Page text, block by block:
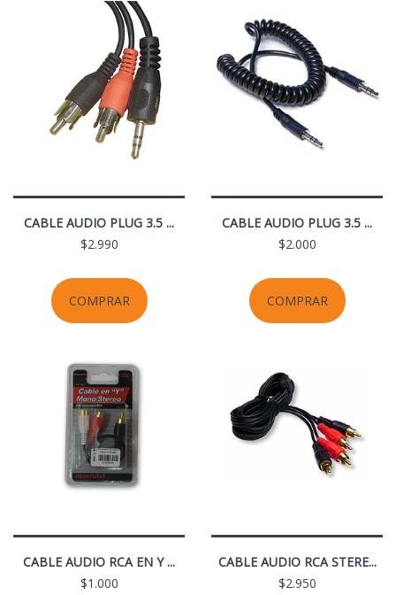
CABLE AUDIO PLUG 3.5 ...
$2.990
COMPRAR
CABLE AUDIO PLUG 3.5 ...
$2.000
COMPRAR
CABLE AUDIO RCA EN Y ...
$1.000
CABLE AUDIO RCA STERE...
$2.950